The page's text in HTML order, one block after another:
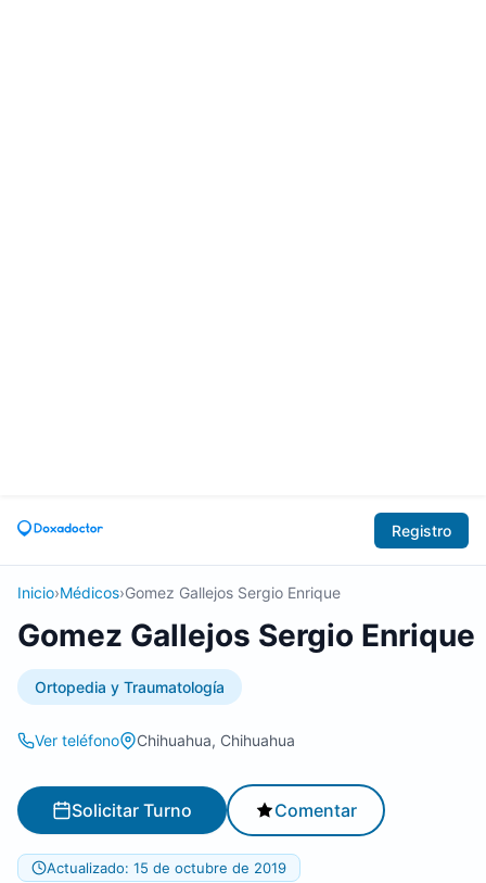
Registro
Inicio›Médicos›Gomez Gallejos Sergio Enrique
Gomez Gallejos Sergio Enrique
Ortopedia y Traumatología
Ver teléfono Chihuahua, Chihuahua
Solicitar Turno Comentar
Actualizado: 15 de octubre de 2019